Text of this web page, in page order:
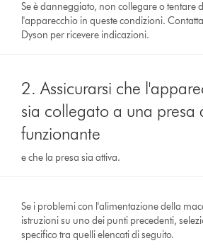
Se è danneggiato, non collegare o tentare
l'apparecchio in queste condizioni.
Dyson per ricevere indicazioni.
2. Assicurarsi che
sia collegato a una presa
funzionante
e che la presa sia attiva.
Se i problemi con l'alimentazione della
istruzioni su uno dei punti precedenti,
specifico tra quelli elencati di seguito.